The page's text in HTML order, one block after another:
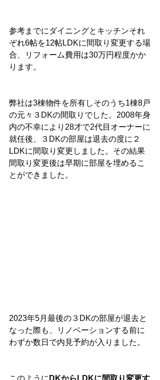
参考までにダイニングとキッチンそれ
ぞれ6帖を12帖LDKに間取り変更する場
合、リフォーム費用は30万円程度かか
ります。
弊社は3棟物件を所有しそのうち1棟8戸
の元々３DKの間取りでした。2008年身
内の不幸により28才で2代目オーナーに
就任後、３DKの部屋は退去の度に２
LDKに間取り変更しました。その結果
間取り変更後は早期に部屋を埋めるこ
とができました。
2023年5月最後の３DKの部屋が退去と
なった際も、リノベーションする前に
わずか数日で内見予約が入りました。
このように DKからLDKに間取り変更す